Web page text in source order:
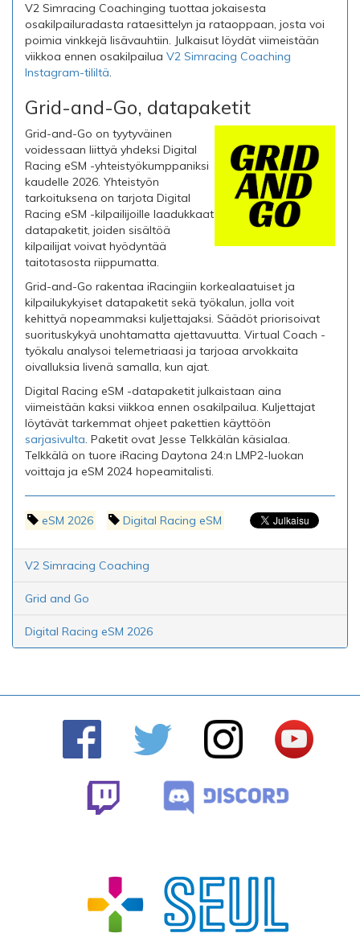
V2 Simracing Coachinging tuottaa jokaisesta
osakilpailuradasta rataesittelyn ja rataoppaan, josta voi
poimia vinkkejä lisävauhtiin. Julkaisut löydät viimeistään
viikkoa ennen osakilpailua V2 Simracing Coaching
Instagram-tililtä.
Grid-and-Go, datapaketit
Grid-and-Go on tyytyväinen
voidessaan liittyä yhdeksi Digital
Racing eSM -yhteistyökumppaniksi
kaudelle 2026. Yhteistyön
tarkoituksena on tarjota Digital
Racing eSM -kilpailijoille laadukkaat
datapaketit, joiden sisältöä
kilpailijat voivat hyödyntää
taitotasosta riippumatta.
Grid-and-Go rakentaa iRacingiin korkealaatuiset ja
kilpailukykyiset datapaketit sekä työkalun, jolla voit
kehittyä nopeammaksi kuljettajaksi. Säädöt priorisoivat
suorituskykyä unohtamatta ajettavuutta. Virtual Coach -
työkalu analysoi telemetriaasi ja tarjoaa arvokkaita
oivalluksia livenä samalla, kun ajat.
Digital Racing eSM -datapaketit julkaistaan aina
viimeistään kaksi viikkoa ennen osakilpailua. Kuljettajat
löytävät tarkemmat ohjeet pakettien käyttöön
sarjasivulta. Paketit ovat Jesse Telkkälän käsialaa.
Telkkälä on tuore iRacing Daytona 24:n LMP2-luokan
voittaja ja eSM 2024 hopeamitalisti.
eSM 2026 Digital Racing eSM
V2 Simracing Coaching
Grid and Go
Digital Racing eSM 2026